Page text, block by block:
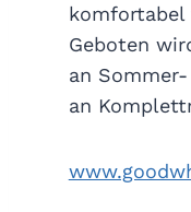
komfortabel
Geboten
an
an